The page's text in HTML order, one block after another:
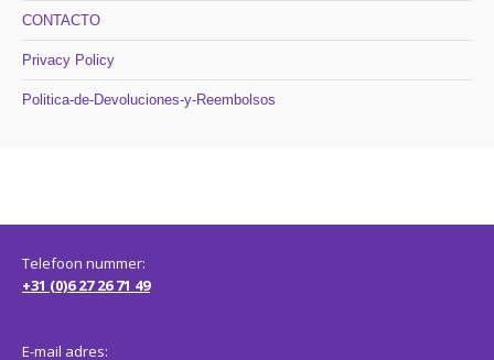
CONTACTO
Privacy Policy
Politica-de-Devoluciones-y-Reembolsos
Telefoon nummer:
+31 (0)6 27 26 71 49
E-mail adres: